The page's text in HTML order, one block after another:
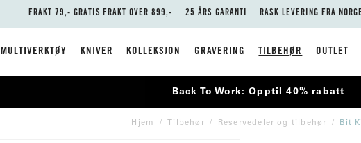
FRAKT 79,- GRATIS FRAKT OVER 899,- 25 ÅRS GARANTI RASK LEVERING FRA NORGE
MULTIVERKTØY KNIVER KOLLEKSJON GRAVERING TILBEHØR OUTLET
Back To Work: Opptil 40% rabatt
Hjem Tilbehør Reservedeler og tilbehør Bit